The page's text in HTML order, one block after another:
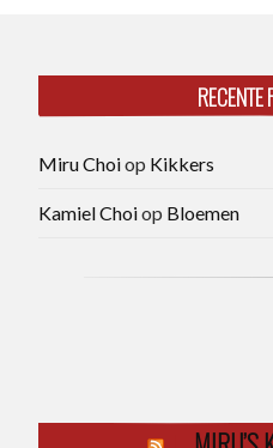
RECENTE
Miru Choiop Kikkers
Kamiel Choiop Bloemen